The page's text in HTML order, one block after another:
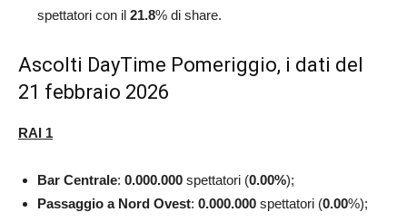
spettatori con il 21.8% di share.
Ascolti DayTime Pomeriggio, i dati del
21 febbraio 2026
RAI 1
Bar Centrale: 0.000.000 spettatori (0.00%);
Passaggio a Nord Ovest: 0.000.000 spettatori (0.00%);